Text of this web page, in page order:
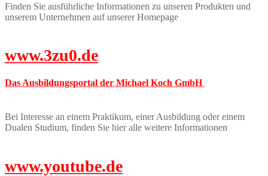
Finden Sie ausführliche Informationen zu unseren Produkten und
unserem Unternehmen auf unserer Homepage
www.3zu0.de
Das Ausbildungsportal der Michael Koch GmbH
Bei Interesse an einem Praktikum, einer Ausbildung oder einem
Dualen Studium, finden Sie hier alle weitere Informationen
www.youtube.de